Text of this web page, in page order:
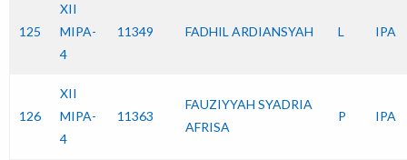
125
XII
MIPA-
4
11349 FADHIL ARDIANSYAH L IPA
126
XII
MIPA-
4
11363
FAUZIYYAH SYADRIA
AFRISA
P IPA